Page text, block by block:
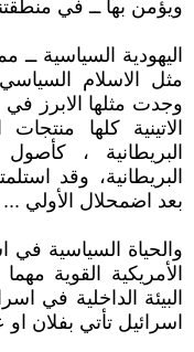
ويؤمن بها ــ في
اليهودية السياسية ــ
مثل الاسلام
وجدت مثلها الابرز
الاتينية كلها
البريطانية ،
البريطانية، وقد
بعد اضمحلال الأولي ...
والحياة السياسية في
الأمريكية القوية
البيئة الداخلية في
اسرائيل تأتي بفلان